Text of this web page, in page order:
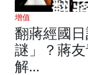
增值
翻蔣經國
謎」？蔣
解...